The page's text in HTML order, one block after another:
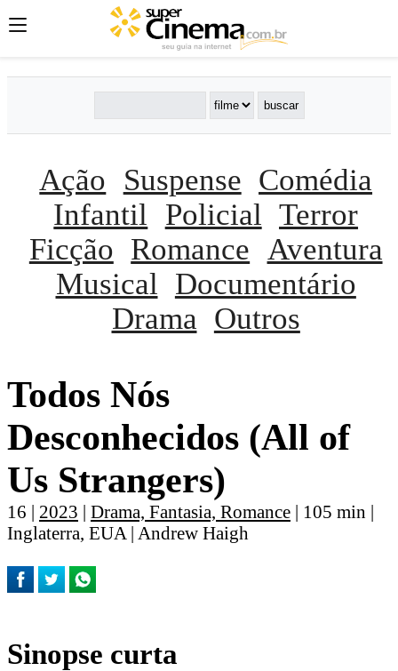
Ação Suspense Comédia
Infantil
Policial Terror
Ficção Romance Aventura
Musical
Documentário
Drama Outros
Todos Nós
Desconhecidos (All of
Us Strangers)
16 | 2023 | Drama, Fantasia, Romance | 105 min |
Inglaterra, EUA | Andrew Haigh
Sinopse curta